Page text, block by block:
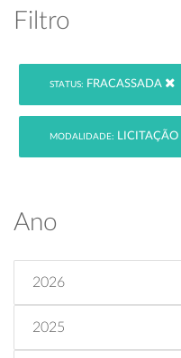
Filtro
STATUS: FRACASSADA
MODALIDADE: LICITAÇÃO
Ano
2026
2025